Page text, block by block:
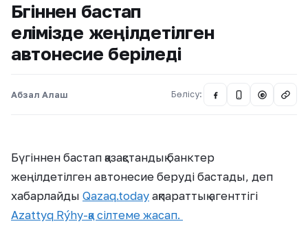
Бүгіннен бастап
елімізде жеңілдетілген
автонесие беріледі
Абзал Алаш Бөлісу: @
Бүгіннен бастап қазақстандық банктер
жеңілдетілген автонесие беруді бастады, деп
хабарлайды Qazaq.today ақпараттық агенттігі
Azattyq Rýhy-қа сілтеме жасап.